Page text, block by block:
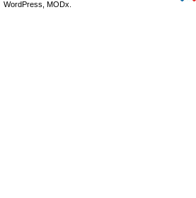
WordPress, MODx.